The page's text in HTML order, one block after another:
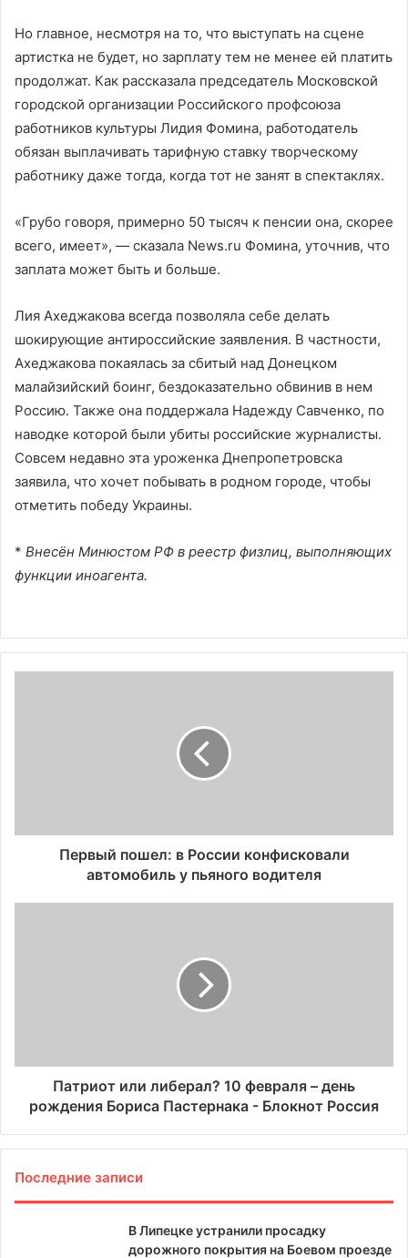
Но главное, несмотря на то, что выступать на сцене
артистка не будет, но зарплату тем не менее ей платить
продолжат. Как рассказала председатель Московской
городской организации Российского профсоюза
работников культуры Лидия Фомина, работодатель
обязан выплачивать тарифную ставку творческому
работнику даже тогда, когда тот не занят в спектаклях.
«Грубо говоря, примерно 50 тысяч к пенсии она, скорее
всего, имеет», — сказала News.ru Фомина, уточнив, что
заплата может быть и больше.
Лия Ахеджакова всегда позволяла себе делать
шокирующие антироссийские заявления. В частности,
Ахеджакова покаялась за сбитый над Донецком
малайзийский боинг, бездоказательно обвинив в нем
Россию. Также она поддержала Надежду Савченко, по
наводке которой были убиты российские журналисты.
Совсем недавно эта уроженка Днепропетровска
заявила, что хочет побывать в родном городе, чтобы
отметить победу Украины.
* Внесён Минюстом РФ в реестр физлиц, выполняющих
функции иноагента.
Первый пошел: в России конфисковали
автомобиль у пьяного водителя
Патриот или либерал? 10 февраля – день
рождения Бориса Пастернака - Блокнот Россия
Последние записи
В Липецке устранили просадку
дорожного покрытия на Боевом проезде